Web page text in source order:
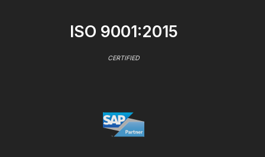
ISO 9001:2015
CERTIFIED